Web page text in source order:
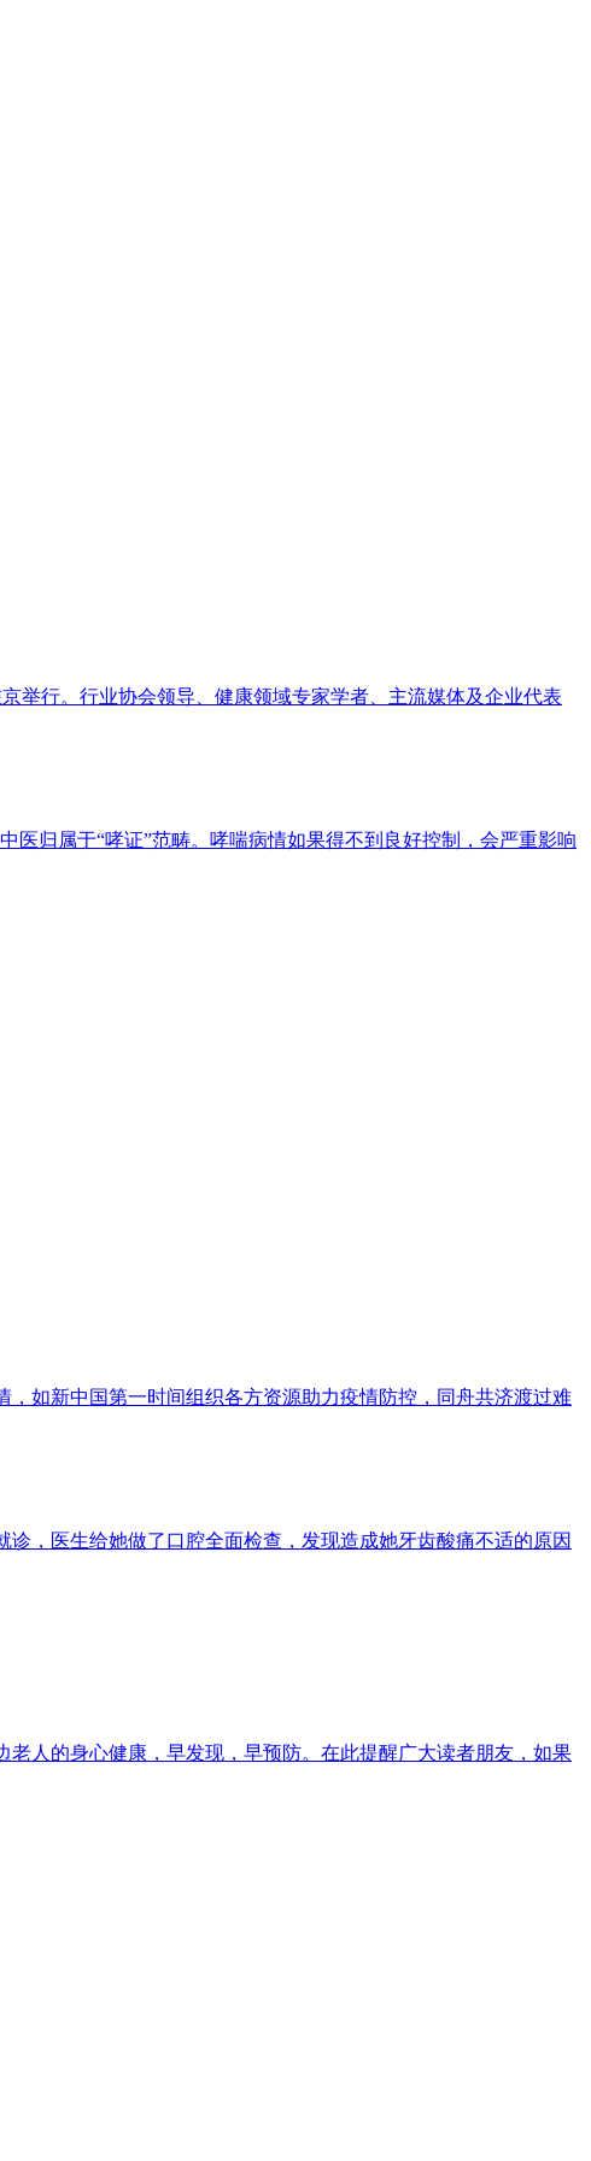
举行。行业协会领导、健康领域专家学者、主流媒体及企业代表
医归属于“哮证”范畴。哮喘病情如果得不到良好控制，会严重影响
如新中国第一时间组织各方资源助力疫情防控，同舟共济渡过难
，医生给她做了口腔全面检查，发现造成她牙齿酸痛不适的原因
人的身心健康，早发现，早预防。在此提醒广大读者朋友，如果